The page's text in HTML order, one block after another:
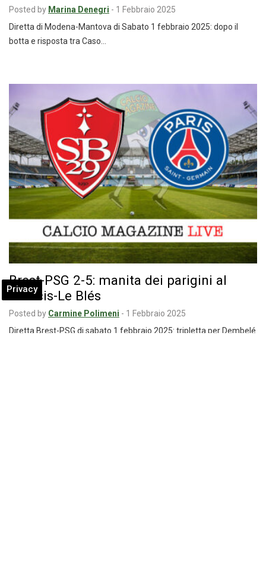
Posted by Marina Denegri - 1 Febbraio 2025
Diretta di Modena-Mantova di Sabato 1 febbraio 2025: dopo il
botta e risposta tra Caso…
Brest-PSG 2-5: manita dei parigini al
Francis-Le Blés
Posted by Carmine Polimeni - 1 Febbraio 2025
Diretta Brest-PSG di sabato 1 febbraio 2025: tripletta per Dembelé
Privacy